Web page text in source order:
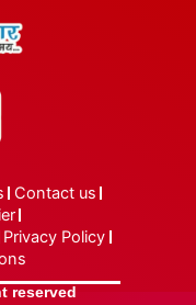
Contact us
Privacy Policy
reserved